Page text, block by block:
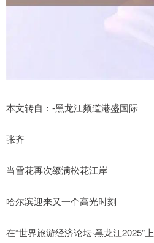
本文转自：-黑龙江频道港盛国际
张齐
当雪花再次缀满松花江岸
哈尔滨迎来又一个高光时刻
在“世界旅游经济论坛·黑龙江2025”上